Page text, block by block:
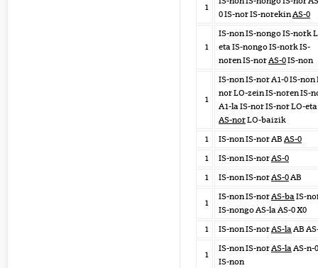
1
0 IS-nor IS-norekinAS-0
1
IS-non IS-nongo IS-nork
eta IS-nongo IS-nork IS-
noren IS-norAS-0IS-non
1
IS-non IS-nor A1-0 IS-non
nor LO-zein IS-noren IS-
A1-la IS-nor IS-nor LO-
AS-norLO-baizik
1
IS-non IS-nor AB AS-0
1
IS-non IS-norAS-0
1
IS-non IS-norAS-0AB
1
IS-non IS-norAS-baIS-
IS-nongo AS-la AS-0 X0
1
IS-non IS-norAS-laAB
1
IS-non IS-norAS-laAS-n-0
IS-non